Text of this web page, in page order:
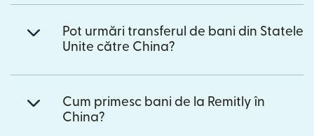
Pot urmări transferul de bani din Statele
Unite către China?
Cum primesc bani de la Remitly în
China?